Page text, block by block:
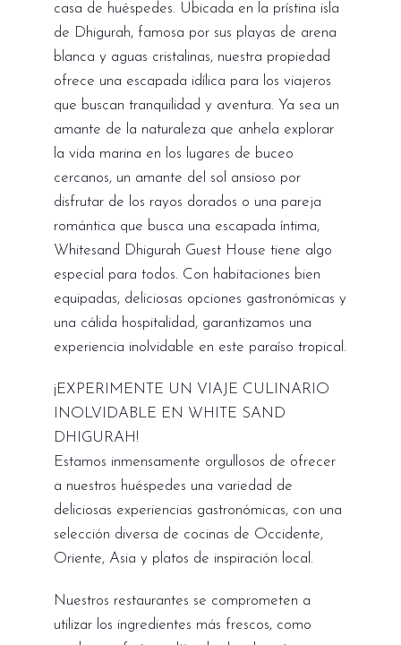
casa de huéspedes. Ubicada en la prístina isla
de Dhigurah, famosa por sus playas de arena
blanca y aguas cristalinas, nuestra propiedad
ofrece una escapada idílica para los viajeros
que buscan tranquilidad y aventura. Ya sea un
amante de la naturaleza que anhela explorar
la vida marina en los lugares de buceo
cercanos, un amante del sol ansioso por
disfrutar de los rayos dorados o una pareja
romántica que busca una escapada íntima,
Whitesand Dhigurah Guest House tiene algo
especial para todos. Con habitaciones bien
equipadas, deliciosas opciones gastronómicas y
una cálida hospitalidad, garantizamos una
experiencia inolvidable en este paraíso tropical.
¡EXPERIMENTE UN VIAJE CULINARIO
INOLVIDABLE EN WHITE SAND
DHIGURAH!
Estamos inmensamente orgullosos de ofrecer
a nuestros huéspedes una variedad de
deliciosas experiencias gastronómicas, con una
selección diversa de cocinas de Occidente,
Oriente, Asia y platos de inspiración local.
Nuestros restaurantes se comprometen a
utilizar los ingredientes más frescos, como